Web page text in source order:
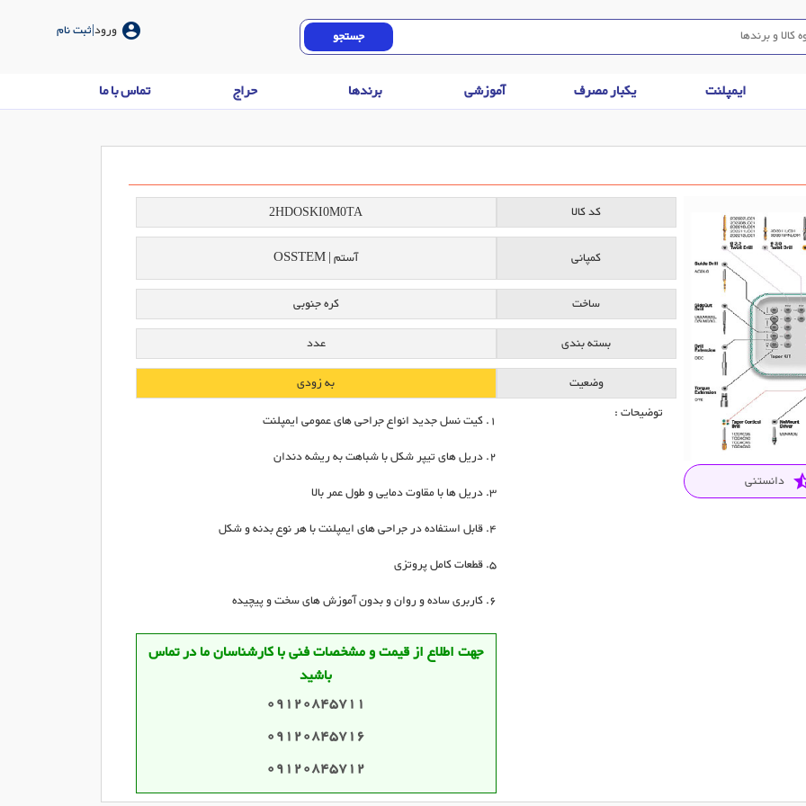
account_circle ورود|ثبت نام
ایمپلنت یکبار مصرف آموزشی برندها حراج تماس با ما
دانستنی
کد کالا 2HDOSKI0M0TA
کمپانی آستم | OSSTEM
ساخت
کره جنوبی
بسته بندی
عدد
وضعیت
به زودی
توضیحات :
کیت نسل جدید انواع جراحی های عمومی ایمپلنت
دریل های تیپر شکل با شباهت به ریشه دندان
دریل ها با مقاوت دمایی و طول عمر بالا
قابل استفاده در جراحی های ایمپلنت با هر نوع بدنه و شکل
قطعات کامل پروتزی
کاربری ساده و روان و بدون آموزش های سخت و پیچیده
جهت اطلاع از قیمت و مشخصات فنی با کارشناسان ما در تماس
باشید
09120845711
09120845716
09120845712